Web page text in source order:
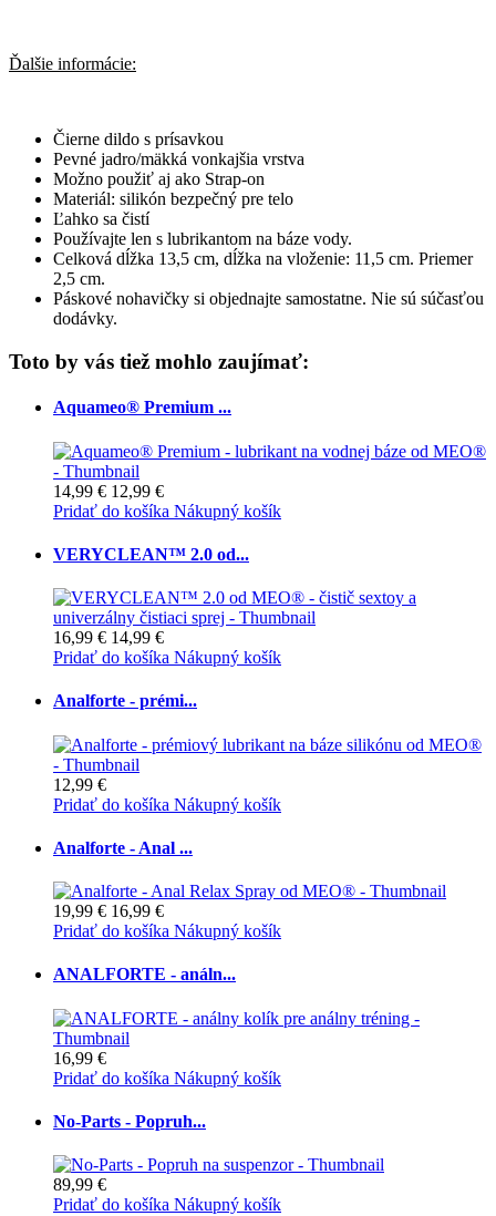
Ďalšie informácie:
Čierne dildo s prísavkou
Pevné jadro/mäkká vonkajšia vrstva
Možno použiť aj ako Strap-on
Materiál: silikón bezpečný pre telo
Ľahko sa čistí
Používajte len s lubrikantom na báze vody.
Celková dĺžka 13,5 cm, dĺžka na vloženie: 11,5 cm. Priemer
2,5 cm.
Páskové nohavičky si objednajte samostatne. Nie sú súčasťou
dodávky.
Toto by vás tiež mohlo zaujímať:
Aquameo® Premium ...
14,99 € 12,99 €
Pridať do košíka Nákupný košík
VERYCLEAN™ 2.0 od...
16,99 € 14,99 €
Pridať do košíka Nákupný košík
Analforte - prémi...
12,99 €
Pridať do košíka Nákupný košík
Analforte - Anal ...
19,99 € 16,99 €
Pridať do košíka Nákupný košík
ANALFORTE - análn...
16,99 €
Pridať do košíka Nákupný košík
No-Parts - Popruh...
89,99 €
Pridať do košíka Nákupný košík